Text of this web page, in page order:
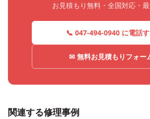
お見積もり無料・全国対応・
📞 047-494-0940 に電話
✉ 無料お見積もりフォー
関連する修理事例